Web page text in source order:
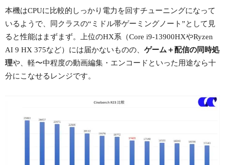
本機はCPUに比較的しっかり電力を回すチューニングになって
いるようで、同クラスの“ミドル帯ゲーミングノート”として見
ると性能はまずまず。上位のHX系（Core i9-13900HXやRyzen
AI 9 HX 375など）には届かないものの、 ゲーム＋配信の同時処
理や、軽〜中程度の動画編集・エンコードといった用途なら十
分にこなせるレンジです。